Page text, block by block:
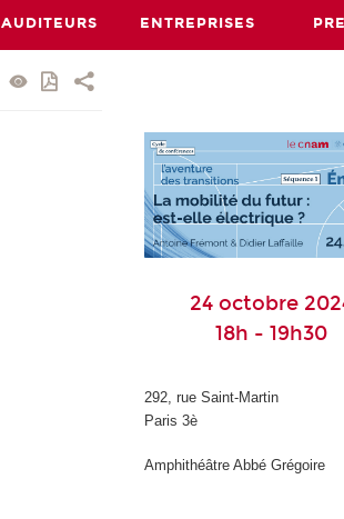
AUDITEURS ENTREPRISES
24 octobre
18h - 19h30
292, rue Saint-Martin
Paris 3è
Amphithéâtre Abbé Grégoire